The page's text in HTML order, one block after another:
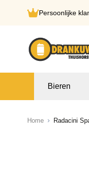
Persoonlijke
Bieren
Home Radacini